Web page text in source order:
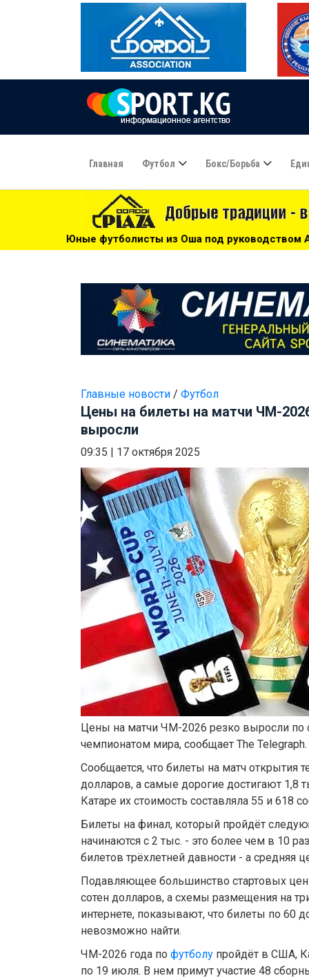
Главная Футбол Бокс/борьба
из Оша под руководством Азамата Байматова
Главные новости / Футбол
Цены на билеты на матчи ЧМ-
выросли
09:35 17 октября 2025
Цены на матчи ЧМ-2026 резко выросли
чемпионатом мира, сообщает The Telegraph.
Сообщается, что билеты на матч открытия
долларов, а самые дорогие достигают 1,8
Катаре их стоимость составляла 55 и 618
Билеты на финал, который пройдёт
начинаются с 2 тыс. - это более чем в 10
билетов трёхлетней давности - а средняя
Подавляющее большинство стартовых
сотен долларов, а схемы размещения на
интернете, показывают, что билеты по 60
невозможно найти.
ЧМ-2026 года по футболу пройдёт в США,
по 19 июля. В нем примут участие 48